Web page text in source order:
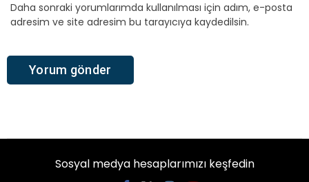
Daha sonraki yorumlarımda kullanılması için adım, e-posta
adresim ve site adresim bu tarayıcıya kaydedilsin.
Sosyal medya hesaplarımızı keşfedin